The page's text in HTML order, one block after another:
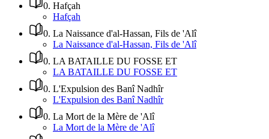
0. Hafçah
Hafçah
0. La Naissance d'al-Hassan, Fils de 'Alî
La Naissance d'al-Hassan, Fils de 'Alî
0. LA BATAILLE DU FOSSE ET
LA BATAILLE DU FOSSE ET
0. L'Expulsion des Banî Nadhîr
L'Expulsion des Banî Nadhîr
0. La Mort de la Mère de 'Alî
La Mort de la Mère de 'Alî